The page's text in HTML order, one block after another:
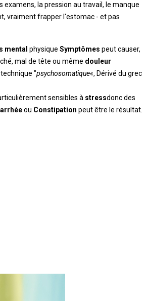
la pression au travail, le manque
vraiment frapper l'estomac - et pas
mental physique Symptômes peut causer,
mal de tête ou même douleur
"psychosomatique«, Dérivé du grec
sensibles à stressdonc des
ou Constipation peut être le résultat.